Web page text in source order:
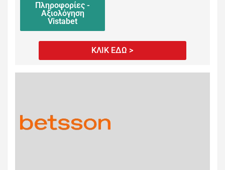
Πληροφορίες -
Αξιολόγηση
Vistabet
ΚΛΙΚ ΕΔΩ >